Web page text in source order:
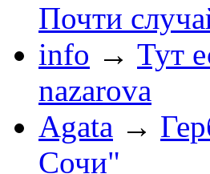
Почти
info → Тут
nazarova
Agata →
Сочи"